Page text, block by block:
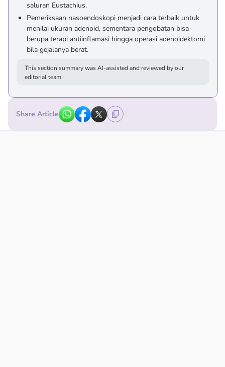
saluran Eustachius.
Pemeriksaan nasoendoskopi menjadi cara terbaik untuk
menilai ukuran adenoid, sementara pengobatan bisa
berupa terapi antiinflamasi hingga operasi adenoidektomi
bila gejalanya berat.
This section summary was AI-assisted and reviewed by our
editorial team.
Share Article